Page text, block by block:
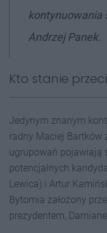
kontynuowania
Andrzej Panek.
Kto stanie
Jedynym znanym
radny Maciej Bartków
ugrupowań pojawiają
potencjalnych
Lewica) i Artur
Bytomia założony
prezydentem,